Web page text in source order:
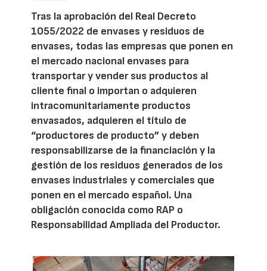
Tras la aprobación del Real Decreto
1055/2022 de envases y residuos de
envases, todas las empresas que ponen en
el mercado nacional envases para
transportar y vender sus productos al
cliente final o importan o adquieren
intracomunitariamente productos
envasados, adquieren el título de
“productores de producto” y deben
responsabilizarse de la financiación y la
gestión de los residuos generados de los
envases industriales y comerciales que
ponen en el mercado español. Una
obligación conocida como RAP o
Responsabilidad Ampliada del Productor.